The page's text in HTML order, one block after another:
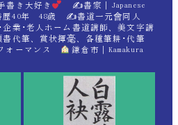
き大好き
✍書家｜Japanese
歴40年 48歳 ✍書道一元會同人
業･老人ホーム書道講師、美文字講
代筆、賞状揮毫、各種筆耕･代筆
ォーマンス
鎌倉市｜Kamakura